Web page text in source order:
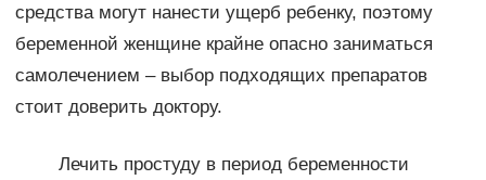
средства могут нанести ущерб ребенку, поэтому
беременной женщине крайне опасно заниматься
самолечением – выбор подходящих препаратов
стоит доверить доктору.
Лечить простуду в период беременности